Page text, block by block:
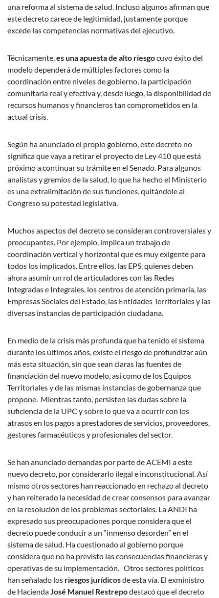
una reforma al sistema de salud. Incluso algunos afirman que
este decreto carece de legitimidad, justamente porque
excede las competencias normativas del ejecutivo.
Técnicamente,es una apuesta de alto riesgocuyo éxito del
modelo dependerá de múltiples factores como la
coordinación entre niveles de gobierno, la participación
comunitaria real y efectiva y, desde luego, la disponibilidad de
recursos humanos y financieros tan comprometidos en la
actual crisis.
Según ha anunciado el propio gobierno, este decreto no
significa que vaya a retirar el proyecto de Ley 410 que está
próximo a continuar su trámite en el Senado. Para algunos
analistas y gremios de la salud, lo que ha hecho el Ministerio
es una extralimitación de sus funciones, quitándole al
Congreso su potestad legislativa.
Muchos aspectos del decreto se consideran controversiales y
preocupantes. Por ejemplo, implica un trabajo de
coordinación vertical y horizontal que es muy exigente para
todos los implicados. Entre ellos, las EPS, quienes deben
ahora asumir un rol de articuladores con las Redes
Integradas e Integrales, los centros de atención primaria, las
Empresas Sociales del Estado, las Entidades Territoriales y las
diversas instancias de participación ciudadana.
En medio de la crisis más profunda que ha tenido el sistema
durante los últimos años, existe el riesgo de profundizar aún
más esta situación, sin que sean claras las fuentes de
financiación del nuevo modelo, así como de los Equipos
Territoriales y de las mismas instancias de gobernanza que
propone. Mientras tanto, persisten las dudas sobre la
suficiencia de la UPC y sobre lo que va a ocurrir con los
atrasos en los pagos a prestadores de servicios, proveedores,
gestores farmacéuticos y profesionales del sector.
Se han anunciado demandas por parte de ACEMI a este
nuevo decreto, por considerarlo ilegal e inconstitucional. Así
mismo otros sectores han reaccionado en rechazo al decreto
y han reiterado la necesidad de crear consensos para avanzar
en la resolución de los problemas sectoriales. La ANDI ha
expresado sus preocupaciones porque considera que el
decreto puede conducir a un “inmenso desorden” en el
sistema de salud. Ha cuestionado al gobierno porque
considera que no ha previsto las consecuencias financieras y
operativas de su implementación. Otros sectores políticos
han señalado los riesgos jurídicosde esta vía. El exministro
de HaciendaJosé Manuel Restrepodestacó que el decreto